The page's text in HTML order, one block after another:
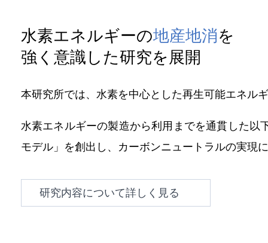
水素エネルギーの地産地消を
強く意識した研究を展開
本研究所では、水素を中心とした再生可能エネル
水素エネルギーの製造から利用までを通貫した
モデル」を創出し、カーボンニュートラルの実現
研究内容について詳しく見る